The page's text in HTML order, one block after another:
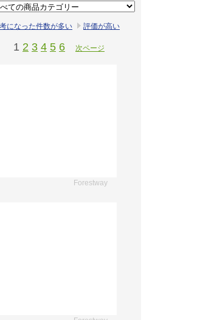
になった件数が多い 評価が高い
1 2 3 4 5 6 次ページ
Forestway